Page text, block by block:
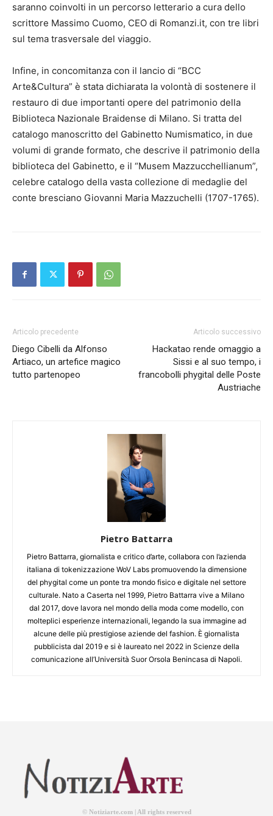
saranno coinvolti in un percorso letterario a cura dello
scrittore Massimo Cuomo, CEO di Romanzi.it, con tre libri
sul tema trasversale del viaggio.
Infine, in concomitanza con il lancio di “BCC
Arte&Cultura” è stata dichiarata la volontà di sostenere il
restauro di due importanti opere del patrimonio della
Biblioteca Nazionale Braidense di Milano. Si tratta del
catalogo manoscritto del Gabinetto Numismatico, in due
volumi di grande formato, che descrive il patrimonio della
biblioteca del Gabinetto, e il “Musem Mazzucchellianum”,
celebre catalogo della vasta collezione di medaglie del
conte bresciano Giovanni Maria Mazzuchelli (1707-1765).
Articolo precedente
Diego Cibelli da Alfonso
Artiaco, un artefice magico
tutto partenopeo
Articolo successivo
Hackatao rende omaggio a
Sissi e al suo tempo, i
francobolli phygital delle Poste
Austriache
Pietro Battarra
Pietro Battarra, giornalista e critico d’arte, collabora con l’azienda
italiana di tokenizzazione WoV Labs promuovendo la dimensione
del phygital come un ponte tra mondo fisico e digitale nel settore
culturale. Nato a Caserta nel 1999, Pietro Battarra vive a Milano
dal 2017, dove lavora nel mondo della moda come modello, con
molteplici esperienze internazionali, legando la sua immagine ad
alcune delle più prestigiose aziende del fashion. È giornalista
pubblicista dal 2019 e si è laureato nel 2022 in Scienze della
comunicazione all’Università Suor Orsola Benincasa di Napoli.
© Notiziarte.com | All rights reserved